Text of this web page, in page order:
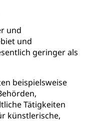
und
und
geringer als
beispielsweise
Tätigkeiten
künstlerische,